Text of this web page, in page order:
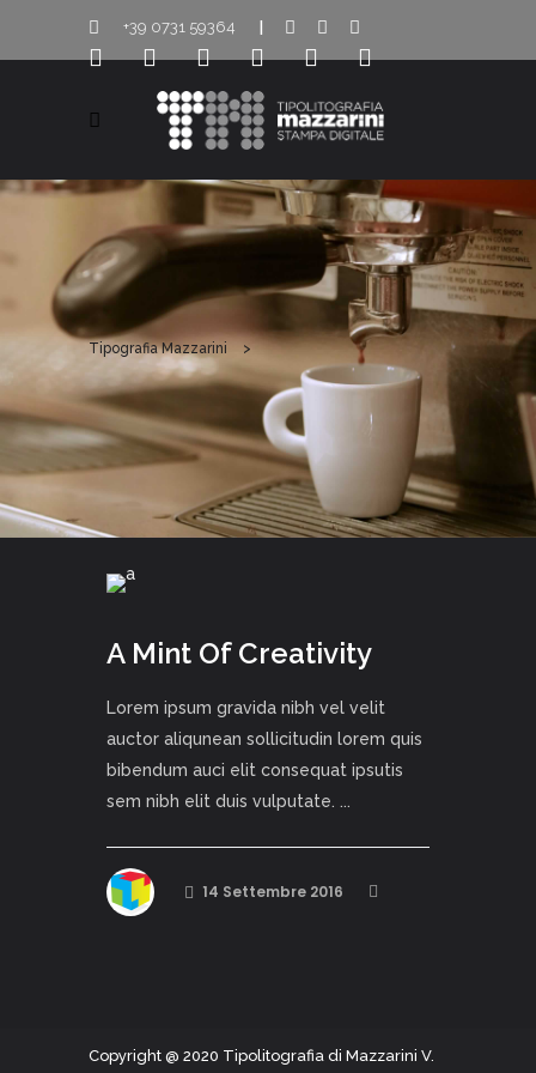
+39 0731 59364
Tipografia Mazzarini >
A Mint Of Creativity
Lorem ipsum gravida nibh vel velit
auctor aliqunean sollicitudin lorem quis
bibendum auci elit consequat ipsutis
sem nibh elit duis vulputate. ...
14 Settembre 2016
Copyright @ 2020 Tipolitografia di Mazzarini V.